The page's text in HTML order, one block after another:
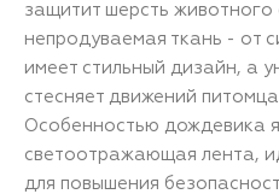
защитит шерсть животного
непродуваемая ткань - от
имеет стильный дизайн, а
стесняет движений
Особенностью дождевика
светоотражающая лента,
для повышения